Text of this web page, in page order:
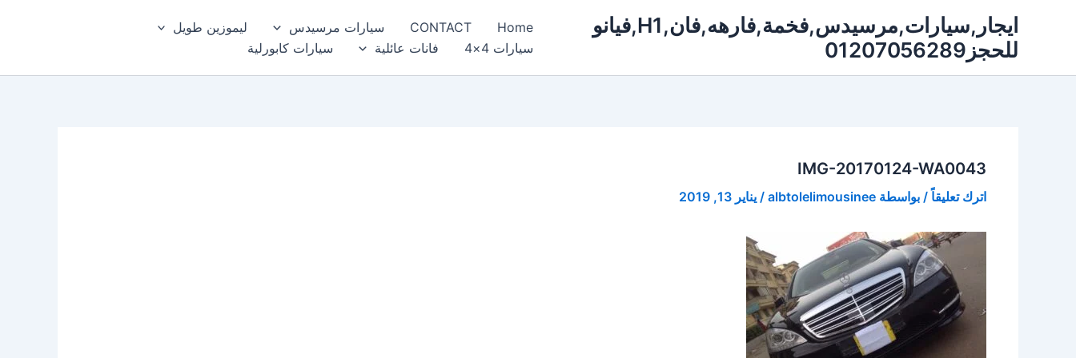
ايجار,سيارات,مرسيدس,فخمة,فارهه,فان,H1,فيانو
للحجز01207056289
Home
CONTACT سيارات مرسيدس
ليموزين طويل
سيارات 4×4
فانات عائلية سيارات كابورلية
IMG-20170124-WA0043
اترك تعليقاً / بواسطة albtolelimousinee
/ يناير 13, 2019